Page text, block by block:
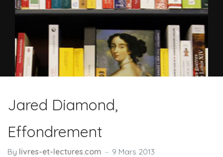
Jared Diamond,
Effondrement
By livres-et-lectures.com 9 Mars 2013